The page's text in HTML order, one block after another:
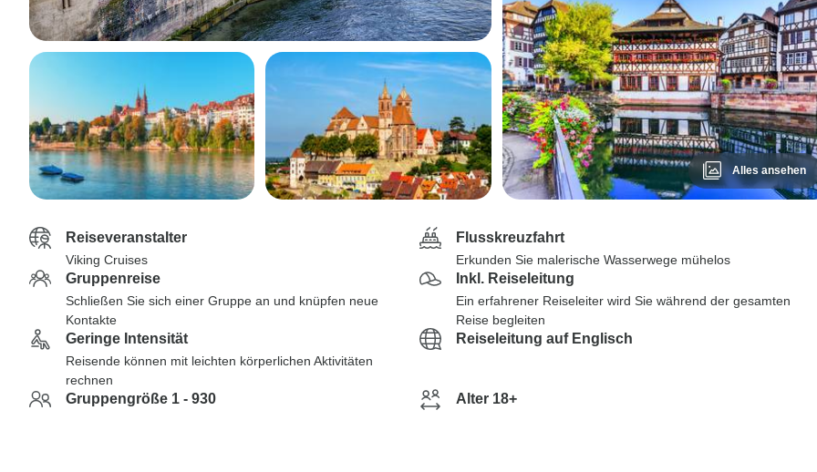
Alles ansehen
Reiseveranstalter
Viking Cruises
Flusskreuzfahrt
Erkunden Sie malerische Wasserwege mühelos
Gruppenreise
Schließen Sie sich einer Gruppe an und knüpfen neue
Kontakte
Inkl. Reiseleitung
Ein erfahrener Reiseleiter wird Sie während der gesamten
Reise begleiten
Geringe Intensität
Reisende können mit leichten körperlichen Aktivitäten
rechnen
Reiseleitung auf Englisch
Gruppengröße 1 - 930 Alter 18+